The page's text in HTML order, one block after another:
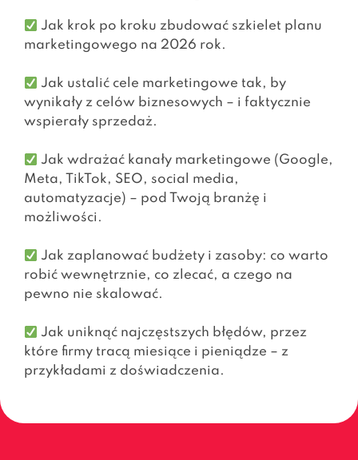
Jak krok po kroku zbudować szkielet planu
marketingowego na 2026 rok.
Jak ustalić cele marketingowe tak, by
wynikały z celów biznesowych – i faktycznie
wspierały sprzedaż.
Jak wdrażać kanały marketingowe (Google,
Meta, TikTok, SEO, social media,
automatyzacje) – pod Twoją branżę i
możliwości.
Jak zaplanować budżety i zasoby: co warto
robić wewnętrznie, co zlecać, a czego na
pewno nie skalować.
Jak uniknąć najczęstszych błędów, przez
które firmy tracą miesiące i pieniądze – z
przykładami z doświadczenia.